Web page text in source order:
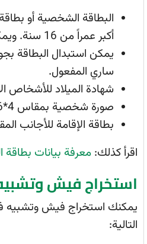
البطاقة الشخصية أو
أكبر عمراً من 16 سنة. ويمكنك
يمكن استبدال البطاقة
ساري المفعول.
شهادة الميلاد للأشخاص
صورة شخصية بمقاس 4*6.
بطاقة الإقامة للأجانب
اقرأ كذلك: معرفة بيانات
استخراج فيش
يمكنك استخراج فيش وتشبيه
التالية: